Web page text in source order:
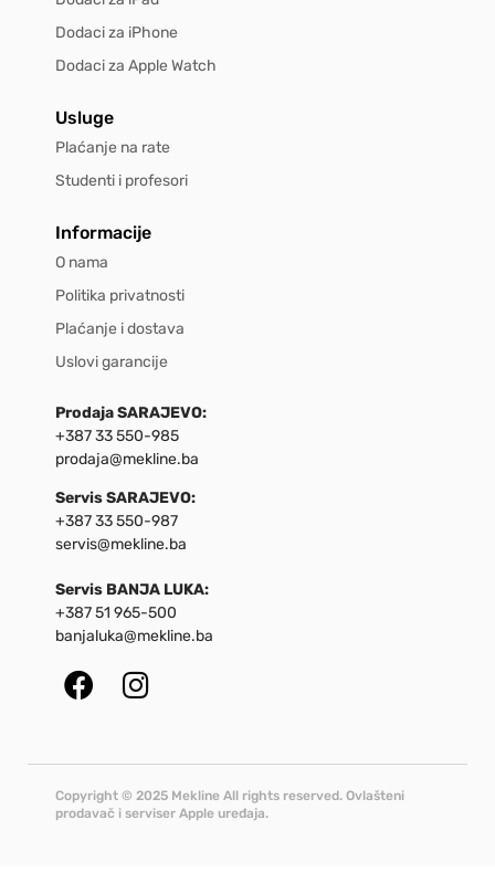
Dodaci za iPhone
Dodaci za Apple Watch
Usluge
Plaćanje na rate
Studenti i profesori
Informacije
O nama
Politika privatnosti
Plaćanje i dostava
Uslovi garancije
Prodaja SARAJEVO:
+387 33 550-985
prodaja@mekline.ba
Servis SARAJEVO:
+387 33 550-987
servis@mekline.ba
Servis BANJA LUKA:
+387 51 965-500
banjaluka@mekline.ba
Copyright © 2025 Mekline All rights reserved. Ovlašteni
prodavač i serviser Apple uređaja.